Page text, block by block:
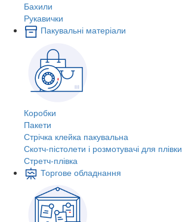
Бахили
Рукавички
Пакувальні матеріали
Коробки
Пакети
Стрічка клейка пакувальна
Скотч-пістолети і розмотувачі для плівки
Стретч-плівка
Торгове обладнання